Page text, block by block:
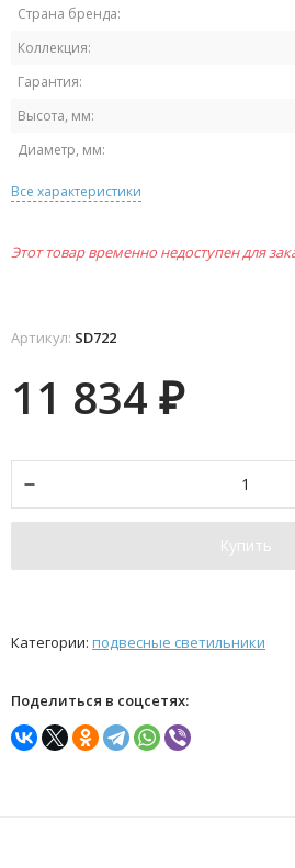
Страна бренда:
Коллекция:
Гарантия:
Высота, мм:
Диаметр, мм:
Все характеристики
Этот товар временно недоступен для
Артикул: SD722
11 834 ₽
Купить
Категории: подвесные светильники
Поделиться в соцсетях: